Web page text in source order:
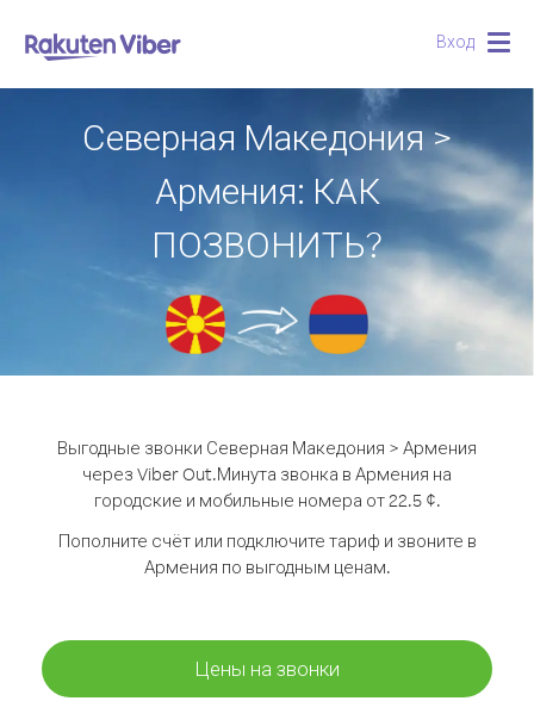
Вход
Северная Македония >
Армения: КАК
ПОЗВОНИТЬ?
Выгодные звонки Северная Македония > Армения
через Viber Out.Минута звонка в Армения на
городские и мобильные номера от 22.5 ¢.
Пополните счёт или подключите тариф и звоните в
Армения по выгодным ценам.
Цены на звонки